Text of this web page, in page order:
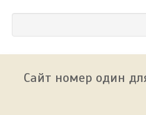
Сайт номер один